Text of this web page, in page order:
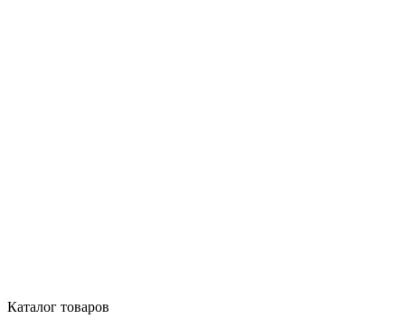
Каталог товаров